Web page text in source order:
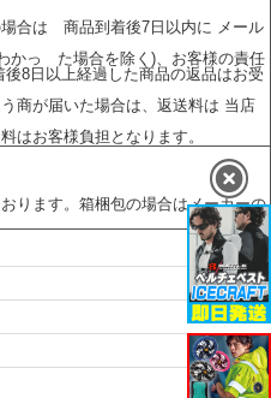
合は 商品到着後7日以内に メール
かっ た場合を除く)、お客様の責任
8日以上経過した商品の返品はお受
商が届いた場合は、返送料は 当店
はお客様負担となります。
ります。箱梱包の場合はメーカーの